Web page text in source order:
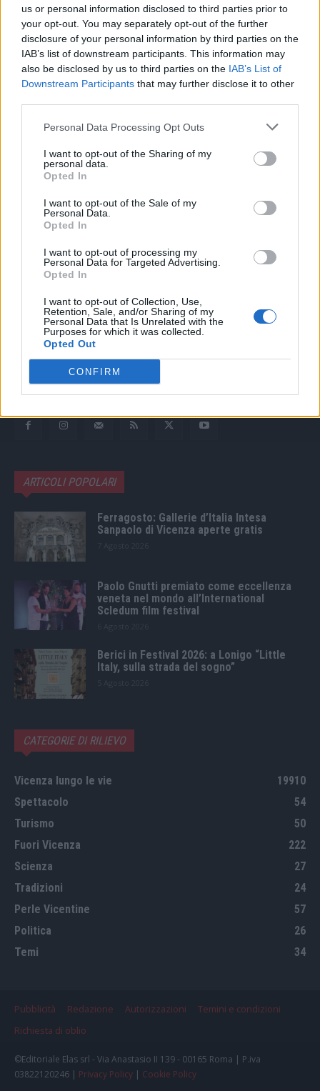
us or personal information disclosed to third parties prior to
your opt-out. You may separately opt-out of the further
disclosure of your personal information by third parties on the
IAB’s list of downstream participants. This information may
also be disclosed by us to third parties on the IAB’s List of
Downstream Participants that may further disclose it to other
Personal Data Processing Opt Outs
I want to opt-out of the Sharing of my
personal data.
Opted In
I want to opt-out of the Sale of my
Personal Data.
Opted In
I want to opt-out of processing my
Personal Data for Targeted Advertising.
Opted In
I want to opt-out of Collection, Use,
Retention, Sale, and/or Sharing of my
Personal Data that Is Unrelated with the
Purposes for which it was collected.
Opted Out
CONFIRM
Salotti Urbani 2026 al Bixio di Vicenza:
agosto inizia con libri, poesie e musica
3 Agosto 2026
Vicenza, Gallerie d’Italia aperta e gratis
domenica 2 agosto
1 Agosto 2026
Quotidiano web del bello e sul buono di Vicenza e dintorni
redazione@laltravicenza.it
Pubblicità
laltravicenza@laltravicenza.it
Amministrazione
ARTICOLI POPOLARI
Ferragosto: Gallerie d’Italia Intesa
Sanpaolo di Vicenza aperte gratis
Paolo Gnutti premiato come eccellenza
veneta nel mondo all’International
Scledum film festival
Berici in Festival 2026: a Lonigo “Little
Italy, sulla strada del sogno”
CATEGORIE DI RILIEVO
Vicenza lungo le vie
19910
Spettacolo
54
Turismo
50
Fuori Vicenza
222
Scienza
27
Tradizioni
24
Perle Vicentine
57
Politica
26
Temi
34
Pubblicità Redazione Autorizzazioni
Temini e condizioni
Richiesta di oblio
©Editoriale Elas srl - Via Anastasio II 139 - 00165 Roma | P.iva
03822120246 | Privacy Policy | Cookie Policy